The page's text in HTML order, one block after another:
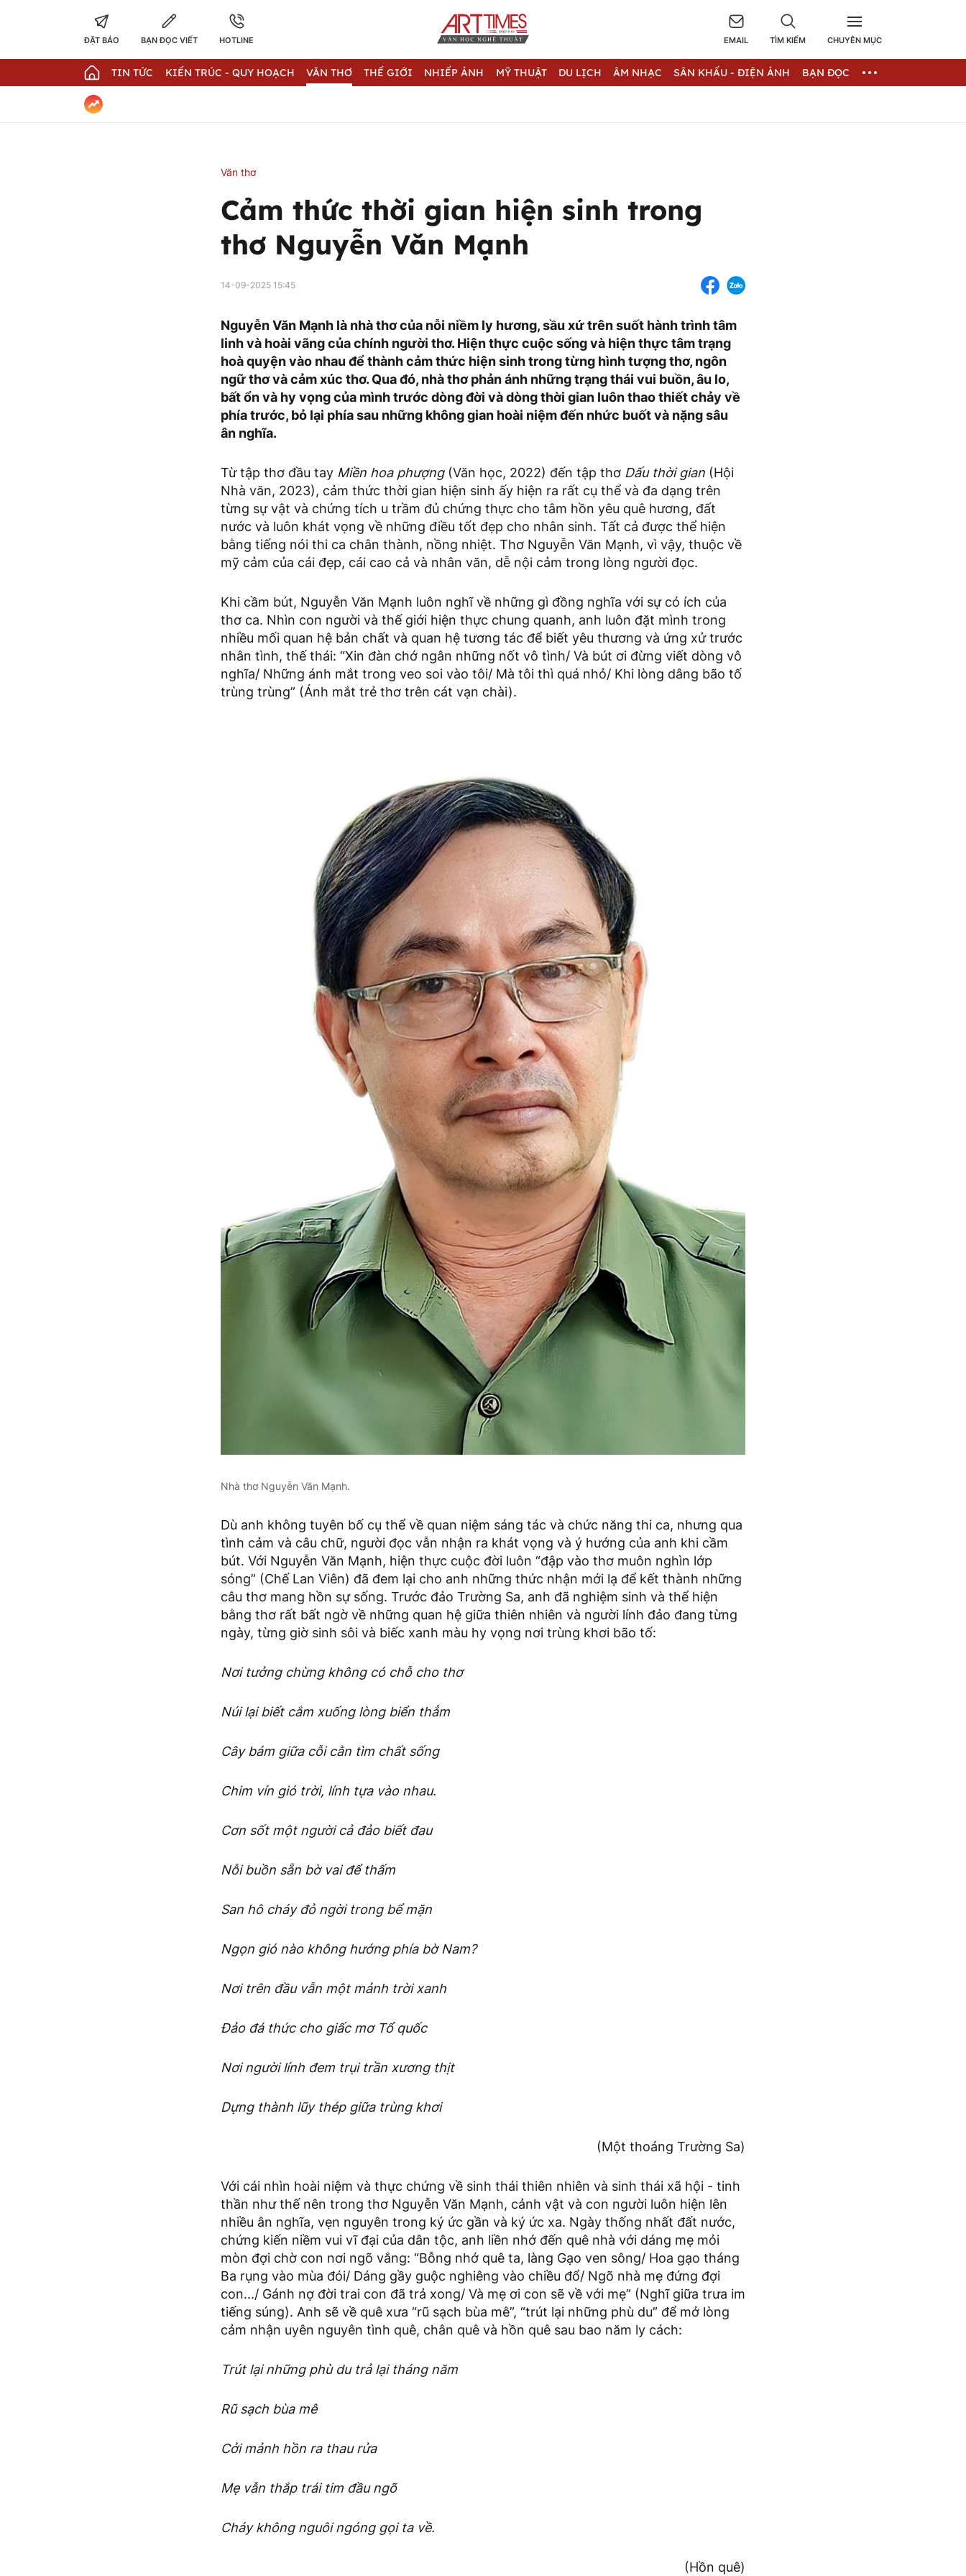
ĐẶT BÁO BẠN ĐỌC VIẾT HOTLINE EMAIL TÌM KIẾM CHUYÊN MỤC
TIN TỨC KIẾN TRÚC - QUY HOẠCH VĂN THƠ THẾ GIỚI NHIẾP ẢNH MỸ THUẬT DU LỊCH ÂM NHẠC SÂN KHẤU - ĐIỆN ẢNH BẠN ĐỌC
Văn thơ
Cảm thức thời gian hiện sinh trong
thơ Nguyễn Văn Mạnh
14-09-2025 15:45
Nguyễn Văn Mạnh là nhà thơ của nỗi niềm ly hương, sầu xứ trên suốt hành trình tâm
linh và hoài vãng của chính người thơ. Hiện thực cuộc sống và hiện thực tâm trạng
hoà quyện vào nhau để thành cảm thức hiện sinh trong từng hình tượng thơ, ngôn
ngữ thơ và cảm xúc thơ. Qua đó, nhà thơ phản ánh những trạng thái vui buồn, âu lo,
bất ổn và hy vọng của mình trước dòng đời và dòng thời gian luôn thao thiết chảy về
phía trước, bỏ lại phía sau những không gian hoài niệm đến nhức buốt và nặng sâu
ân nghĩa.
Từ tập thơ đầu tay Miền hoa phượng (Văn học, 2022) đến tập thơ Dấu thời gian (Hội
Nhà văn, 2023), cảm thức thời gian hiện sinh ấy hiện ra rất cụ thể và đa dạng trên
từng sự vật và chứng tích u trầm đủ chứng thực cho tâm hồn yêu quê hương, đất
nước và luôn khát vọng về những điều tốt đẹp cho nhân sinh. Tất cả được thể hiện
bằng tiếng nói thi ca chân thành, nồng nhiệt. Thơ Nguyễn Văn Mạnh, vì vậy, thuộc về
mỹ cảm của cái đẹp, cái cao cả và nhân văn, dễ nội cảm trong lòng người đọc.
Khi cầm bút, Nguyễn Văn Mạnh luôn nghĩ về những gì đồng nghĩa với sự có ích của
thơ ca. Nhìn con người và thế giới hiện thực chung quanh, anh luôn đặt mình trong
nhiều mối quan hệ bản chất và quan hệ tương tác để biết yêu thương và ứng xử trước
nhân tình, thế thái: “Xin đàn chớ ngân những nốt vô tình/ Và bút ơi đừng viết dòng vô
nghĩa/ Những ánh mắt trong veo soi vào tôi/ Mà tôi thì quá nhỏ/ Khi lòng dâng bão tố
trùng trùng” (Ánh mắt trẻ thơ trên cát vạn chài).
Nhà thơ Nguyễn Văn Mạnh.
Dù anh không tuyên bố cụ thể về quan niệm sáng tác và chức năng thi ca, nhưng qua
tình cảm và câu chữ, người đọc vẫn nhận ra khát vọng và ý hướng của anh khi cầm
bút. Với Nguyễn Văn Mạnh, hiện thực cuộc đời luôn “đập vào thơ muôn nghìn lớp
sóng” (Chế Lan Viên) đã đem lại cho anh những thức nhận mới lạ để kết thành những
câu thơ mang hồn sự sống. Trước đảo Trường Sa, anh đã nghiệm sinh và thể hiện
bằng thơ rất bất ngờ về những quan hệ giữa thiên nhiên và người lính đảo đang từng
ngày, từng giờ sinh sôi và biếc xanh màu hy vọng nơi trùng khơi bão tố:
Nơi tưởng chừng không có chỗ cho thơ
Núi lại biết cắm xuống lòng biển thẳm
Cây bám giữa cỗi cằn tìm chất sống
Chim vín gió trời, lính tựa vào nhau.
Cơn sốt một người cả đảo biết đau
Nỗi buồn sẵn bờ vai để thấm
San hô cháy đỏ ngời trong bể mặn
Ngọn gió nào không hướng phía bờ Nam?
Nơi trên đầu vẫn một mảnh trời xanh
Đảo đá thức cho giấc mơ Tổ quốc
Nơi người lính đem trụi trần xương thịt
Dựng thành lũy thép giữa trùng khơi
(Một thoáng Trường Sa)
Với cái nhìn hoài niệm và thực chứng về sinh thái thiên nhiên và sinh thái xã hội - tinh
thần như thế nên trong thơ Nguyễn Văn Mạnh, cảnh vật và con người luôn hiện lên
nhiều ân nghĩa, vẹn nguyên trong ký ức gần và ký ức xa. Ngày thống nhất đất nước,
chứng kiến niềm vui vĩ đại của dân tộc, anh liền nhớ đến quê nhà với dáng mẹ mỏi
mòn đợi chờ con nơi ngõ vắng: “Bỗng nhớ quê ta, làng Gạo ven sông/ Hoa gạo tháng
Ba rụng vào mùa đói/ Dáng gầy guộc nghiêng vào chiều đổ/ Ngõ nhà mẹ đứng đợi
con.../ Gánh nợ đời trai con đã trả xong/ Và mẹ ơi con sẽ về với mẹ” (Nghĩ giữa trưa im
tiếng súng). Anh sẽ về quê xưa “rũ sạch bùa mê”, “trút lại những phù du” để mở lòng
cảm nhận uyên nguyên tình quê, chân quê và hồn quê sau bao năm ly cách:
Trút lại những phù du trả lại tháng năm
Rũ sạch bùa mê
Cởi mảnh hồn ra thau rửa
Mẹ vẫn thắp trái tim đầu ngõ
Cháy không nguôi ngóng gọi ta về.
(Hồn quê)